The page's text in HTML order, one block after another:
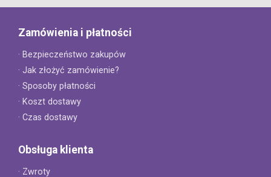
Zamówienia i płatności
· Bezpieczeństwo zakupów
· Jak złożyć zamówienie?
· Sposoby płatności
· Koszt dostawy
· Czas dostawy
Obsługa klienta
· Zwroty